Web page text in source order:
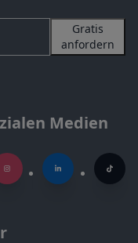
Gratis
anfordern
Medien